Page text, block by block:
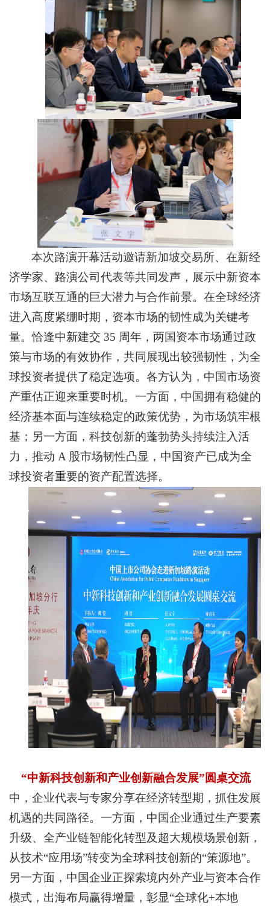
本次路演开幕活动邀请新加坡交易所、在新经
济学家、路演公司代表等共同发声，展示中新资本
市场互联互通的巨大潜力与合作前景。在全球经济
进入高度紧绷时期，资本市场的韧性成为关键考
量。恰逢中新建交 35 周年，两国资本市场通过政
策与市场的有效协作，共同展现出较强韧性，为全
球投资者提供了稳定选项。各方认为，中国市场资
产重估正迎来重要时机。一方面，中国拥有稳健的
经济基本面与连续稳定的政策优势，为市场筑牢根
基；另一方面，科技创新的蓬勃势头持续注入活
力 ，推动 A 股市场韧性凸显，中国资产已成为全
球投资者重要的资产配置选择。
“中新科技创新和产业创新融合发展”圆桌交流
中，企业代表与专家分享在经济转型期，抓住发展
机遇的共同路径。一方面，中国企业通过生产要素
升级、全产业链智能化转型及超大规模场景创新，
从技术“应用场”转变为全球科技创新的“策源地”。
另一方面，中国企业正探索境内外产业与资本合作
模式，出海布局赢得增量，彰显“全球化+本地